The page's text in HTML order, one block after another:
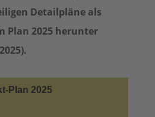
Detailpläne als
Plan 2025 herunter
Plan 2025